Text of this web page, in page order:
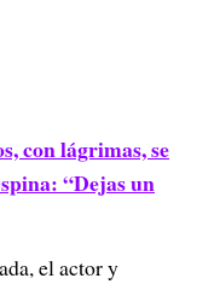
con lágrimas, se
“Dejas un
el actor y